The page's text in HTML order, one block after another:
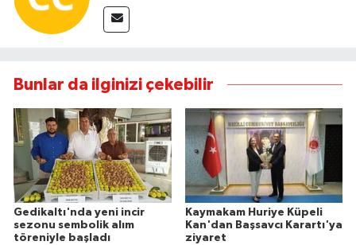
Bunlar da ilginizi çekebilir
Gedikaltı'nda yeni incir
sezonu sembolik alım
töreniyle başladı
Kaymakam Huriye Küpeli
Kan'dan Başsavcı Karartı'ya
ziyaret